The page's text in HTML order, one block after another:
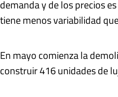
demanda y de los precios
tiene menos variabilidad
En mayo comienza la
construir 416 unidades de